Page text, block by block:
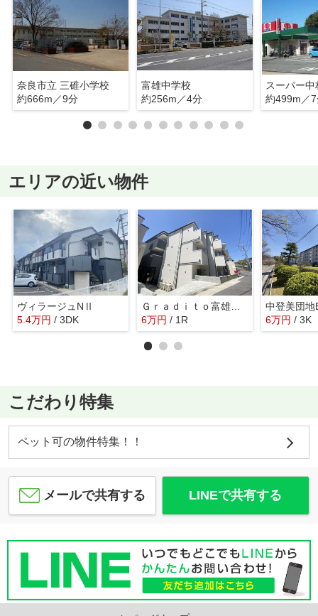
奈良市立 三碓小学校
約666m／9分
富雄中学校
約256m／4分
スーパー中
約499m／
エリアの近い物件
ヴィラージュNⅡ
5.4万円 / 3DK
Ｇｒａｄｉｔｏ富雄駅前
6万円 / 1R
中登美団地
6万円 / 3K
こだわり特集
ペット可の物件特集！！
メールで共有する LINEで共有する